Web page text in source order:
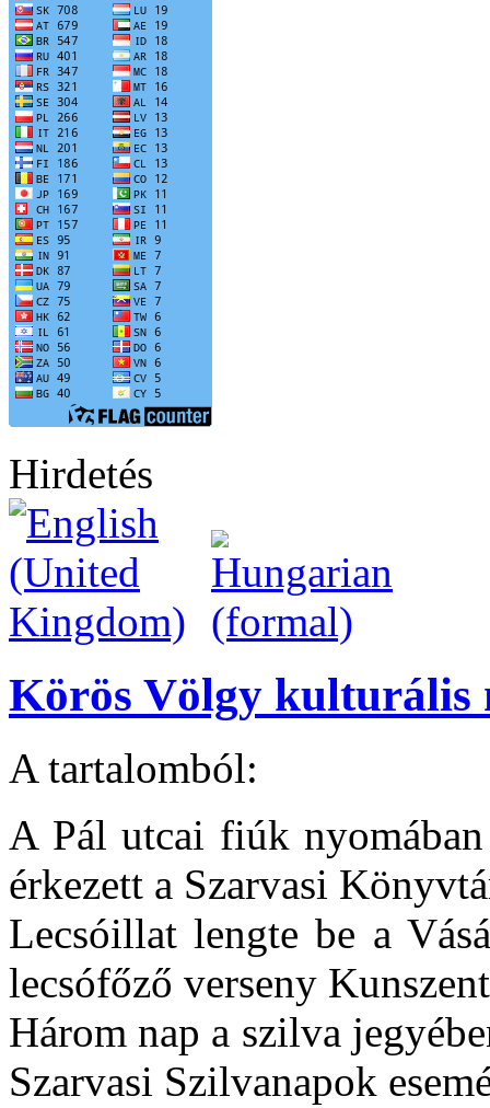
Hirdetés
Körös Völgy kulturális
A tartalomból:
A Pál utcai fiúk
érkezett a Szarvasi
Lecsóillat lengte be a
lecsófőző verseny
Három nap a szilva
Szarvasi Szilvanapok